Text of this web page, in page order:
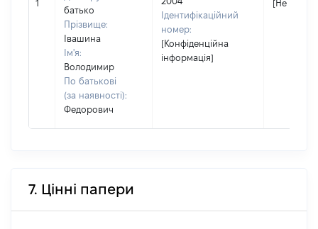
1
батько
Прізвище:
Івашина
Ім'я:
Володимир
По батькові
(за наявності):
Федорович
Ідентифікаційний
номер:
[Конфіденційна
інформація]
[Не
7. Цінні папери